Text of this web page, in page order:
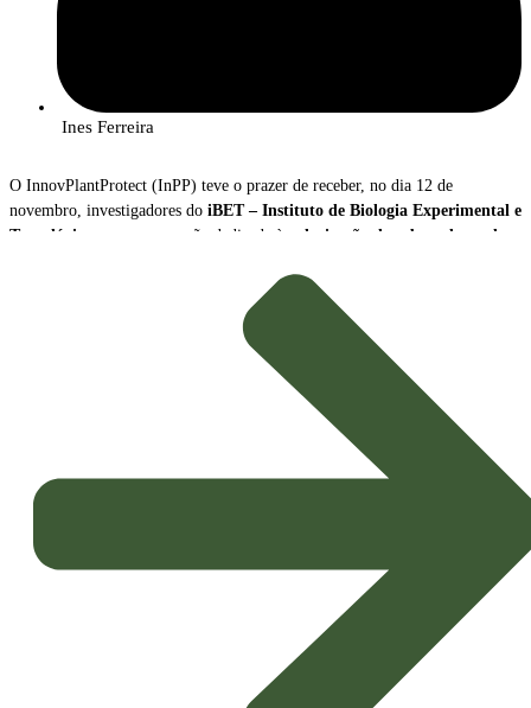
Ines Ferreira
O InnovPlantProtect (InPP) teve o prazer de receber, no dia 12 de
novembro, investigadores do iBET – Instituto de Biologia Experimental e
Tecnológica
, para uma sessão dedicada à
valorização de subprodutos da
A sessão contou com a participação de Naiara Fernández
e Líder da Plataforma Tecnológica do iBET, e de
João Baixinho
Doutorando na mesma plataforma. Os investigadores partilharam a missão e
as principais linhas de investigação do centro, dando especial ênfase ao
novos biopesticidas com elevado potencial de
Inovação e Bioeconomia Circular
O foco da apresentação esteve na exploração dos subprodutos da vinicultura,
transformando resíduos em soluções de alto valor acrescentado para a
Os compostos em estudo demonstraram
propriedades promissoras, sendo capazes de
inibir microrganismos
causadores de doenças nas culturas
e de exercer um eficaz